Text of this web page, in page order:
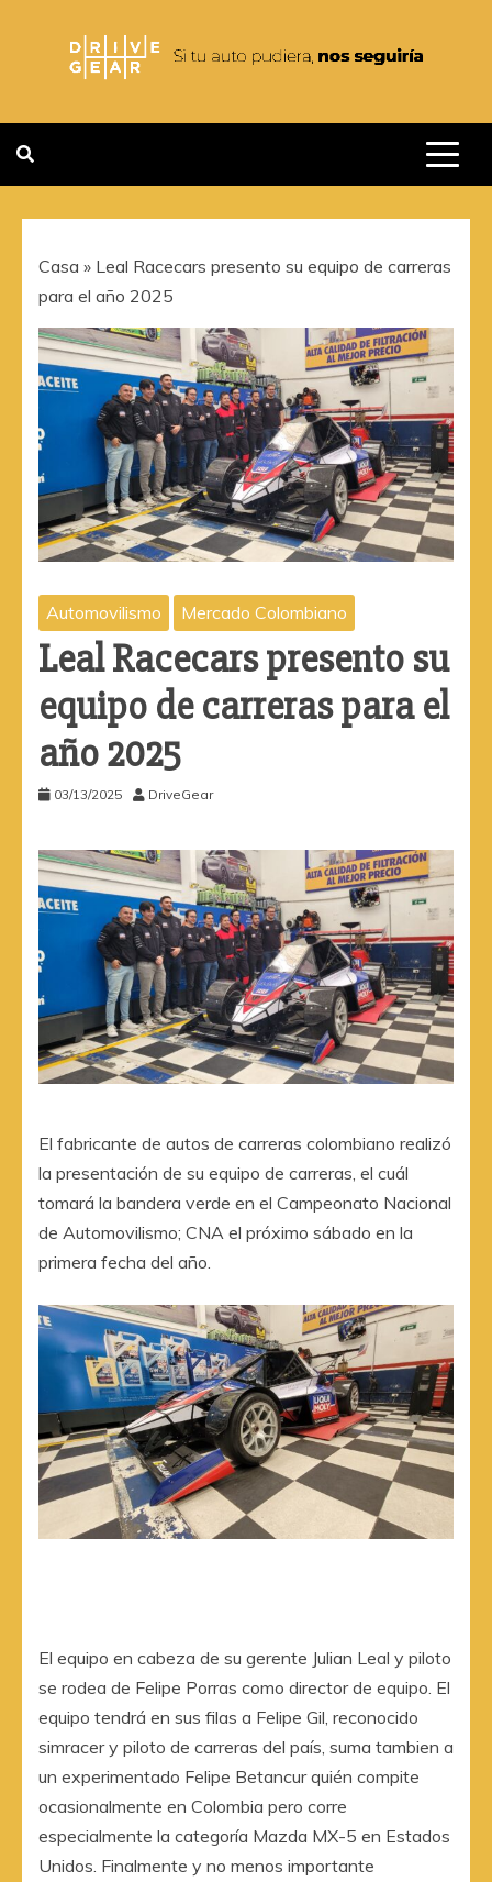
contenido
DRIVEGEAR
Casa » Leal Racecars presento su equipo de carreras
para el año 2025
Automovilismo Mercado Colombiano
Leal Racecars presento su
equipo de carreras para el
año 2025
03/13/2025 DriveGear
El fabricante de autos de carreras colombiano realizó
la presentación de su equipo de carreras, el cuál
tomará la bandera verde en el Campeonato Nacional
de Automovilismo; CNA el próximo sábado en la
primera fecha del año.
El equipo en cabeza de su gerente Julian Leal y piloto
se rodea de Felipe Porras como director de equipo. El
equipo tendrá en sus filas a Felipe Gil, reconocido
simracer y piloto de carreras del país, suma tambien a
un experimentado Felipe Betancur quién compite
ocasionalmente en Colombia pero corre
especialmente la categoría Mazda MX-5 en Estados
Unidos. Finalmente y no menos importante